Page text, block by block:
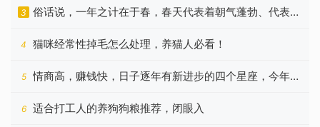
3
俗话说，一年之计在于春，春天代表着朝气蓬勃、代表着
希望
4 猫咪经常性掉毛怎么处理，养猫人必看！
5
情商高，赚钱快，日子逐年有新进步的四个星座，今年更
好
6 适合打工人的养狗狗粮推荐，闭眼入